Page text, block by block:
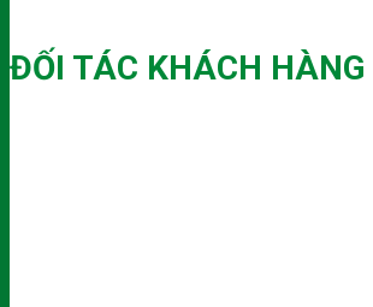
ĐỐI TÁC KHÁCH HÀNG